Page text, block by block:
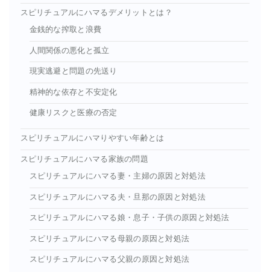
スピリチュアルにハマるデメリットとは？
金銭的な搾取と浪費
人間関係の悪化と孤立
現実逃避と問題の先送り
精神的な依存と不安定化
健康リスクと医療の否定
スピリチュアルにハマりやすい年齢とは
スピリチュアルにハマる家族の問題
スピリチュアルにハマる妻・主婦の原因と対処法
スピリチュアルにハマる夫・旦那の原因と対処法
スピリチュアルにハマる娘・息子・子供の原因と対処法
スピリチュアルにハマる母親の原因と対処法
スピリチュアルにハマる父親の原因と対処法